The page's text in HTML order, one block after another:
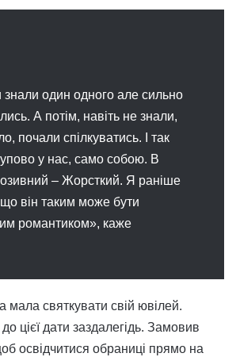
один одного але сильно
А потім, навіть не знали,
почали спілкуватись. І так
у нас, само собою. В
– Жорсткий. Я раніше
він таким може бути
романтиком», каже
мала святкувати свій ювілей.
цієї дати заздалегідь. Замовив
освідчитися обраниці прямо на